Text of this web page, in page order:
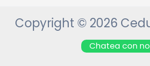
Copyright © 2026
Chatea con